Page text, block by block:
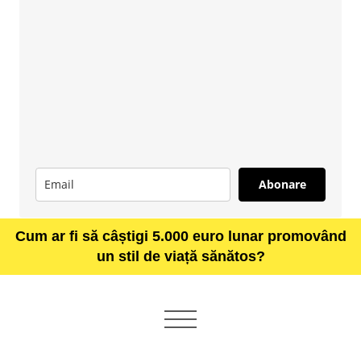
Abonare
Cum ar fi să câștigi 5.000 euro lunar promovând
un stil de viață sănătos?